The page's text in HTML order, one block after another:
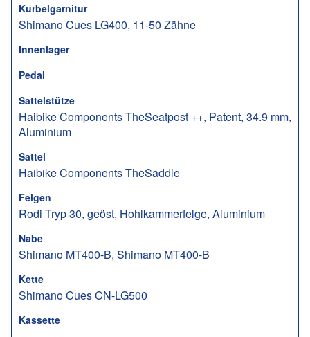
Kurbelgarnitur
Shimano Cues LG400, 11-50 Zähne
Innenlager
Pedal
Sattelstütze
Haibike Components TheSeatpost ++, Patent, 34.9 mm,
Aluminium
Sattel
Haibike Components TheSaddle
Felgen
Rodi Tryp 30, geöst, Hohlkammerfelge, Aluminium
Nabe
Shimano MT400-B, Shimano MT400-B
Kette
Shimano Cues CN-LG500
Kassette